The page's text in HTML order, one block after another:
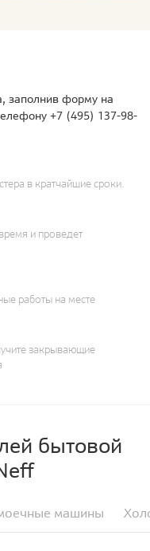
заполнив форму на
+7 (495) 137-98-
в кратчайшие сроки.
и проведет
работы на месте
закрывающие
бытовой
машины